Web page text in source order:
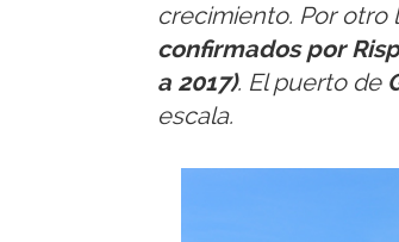
crecimiento. Por otro
confirmados por
a 2017). El puerto de
escala.